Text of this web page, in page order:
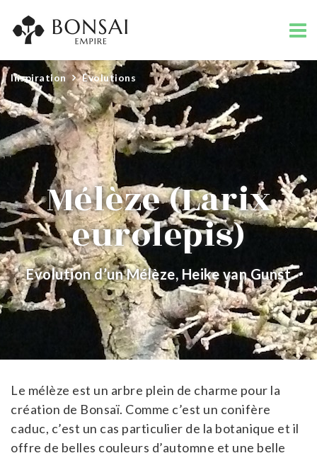
Inspiration Évolutions
Mélèze (Larix
eurolepis)
Evolution d’un Mélèze, Heike van Gunst
Le mélèze est un arbre plein de charme pour la
création de Bonsaï. Comme c’est un conifère
caduc, c’est un cas particulier de la botanique et il
offre de belles couleurs d’automne et une belle